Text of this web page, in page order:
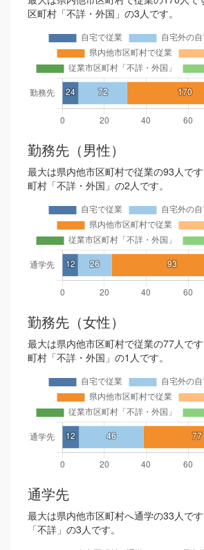
区町村「不詳・外国」の3人です。
勤務先（男性）
最大は県内他市区町村で従業の93人で
町村「不詳・外国」の2人です。
勤務先（女性）
最大は県内他市区町村で従業の77人で
町村「不詳・外国」の1人です。
通学先
最大は県内他市区町村へ通学の33人で
「不詳」の3人です。